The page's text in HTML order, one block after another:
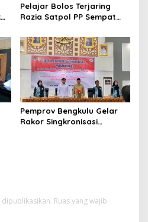
Pelajar Bolos Terjaring
Razia Satpol PP Sempat
Pemprov Bengkulu Gelar
Rakor Singkronisasi
Ruas yang wajib